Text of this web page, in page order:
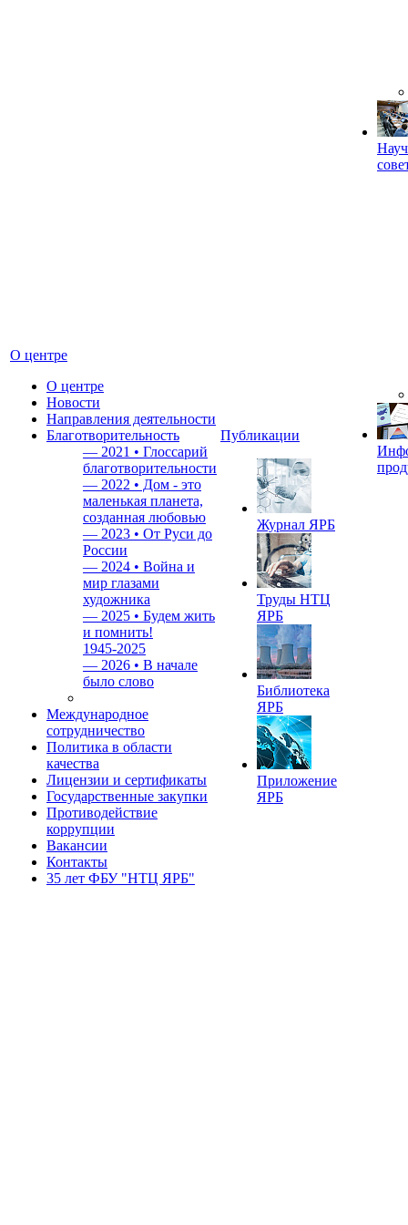
О центре
О центре
Новости
Направления деятельности
Благотворительность
— 2021 • Глоссарий
благотворительности
— 2022 • Дом - это
маленькая планета,
созданная любовью
— 2023 • От Руси до
России
— 2024 • Война и
мир глазами
художника
— 2025 • Будем жить
и помнить!
1945-2025
— 2026 • В начале
было слово
Международное
сотрудничество
Политика в области
качества
Лицензии и сертификаты
Государственные закупки
Противодействие
коррупции
Вакансии
Контакты
35 лет ФБУ "НТЦ ЯРБ"
Публикации
Журнал ЯРБ
Труды НТЦ
ЯРБ
Библиотека
ЯРБ
Приложение
ЯРБ